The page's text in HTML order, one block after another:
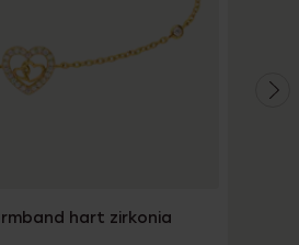
hart zirkonia